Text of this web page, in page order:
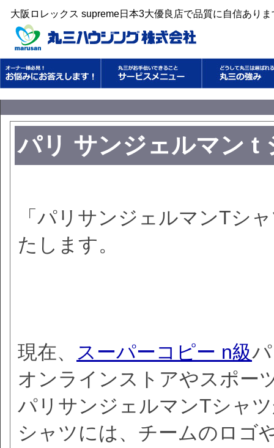
大阪ロレックス supreme日本3大優良店で品質に自信ありま
パリ サンジェルマン t
「パリサンジェルマンTシ
たします。
現在、 スーパーコピー n級
オンラインストアやスポー
パリサンジェルマンTシャ
シャツには、チームのロゴ